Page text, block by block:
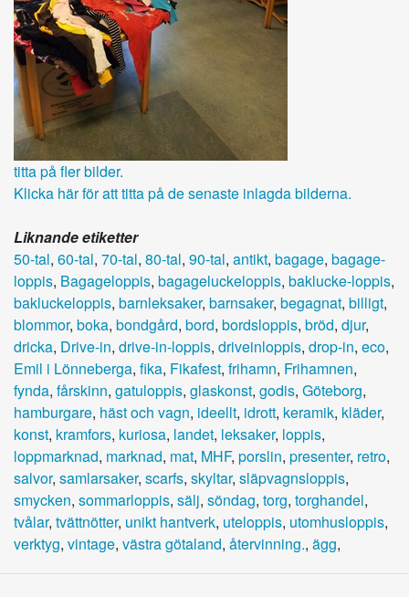
titta på fler bilder.
Klicka här för att titta på de senaste inlagda bilderna.
Liknande etiketter
50-tal, 60-tal, 70-tal, 80-tal, 90-tal, antikt, bagage, bagage-
loppis, Bagageloppis, bagageluckeloppis, baklucke-loppis,
bakluckeloppis, barnleksaker, barnsaker, begagnat, billigt,
blommor, boka, bondgård, bord, bordsloppis, bröd, djur,
dricka, Drive-in, drive-in-loppis, driveinloppis, drop-in, eco,
Emil i Lönneberga, fika, Fikafest, frihamn, Frihamnen,
fynda, fårskinn, gatuloppis, glaskonst, godis, Göteborg,
hamburgare, häst och vagn, ideellt, idrott, keramik, kläder,
konst, kramfors, kuriosa, landet, leksaker, loppis,
loppmarknad, marknad, mat, MHF, porslin, presenter, retro,
salvor, samlarsaker, scarfs, skyltar, släpvagnsloppis,
smycken, sommarloppis, sälj, söndag, torg, torghandel,
tvålar, tvättnötter, unikt hantverk, uteloppis, utomhusloppis,
verktyg, vintage, västra götaland, återvinning., ägg,